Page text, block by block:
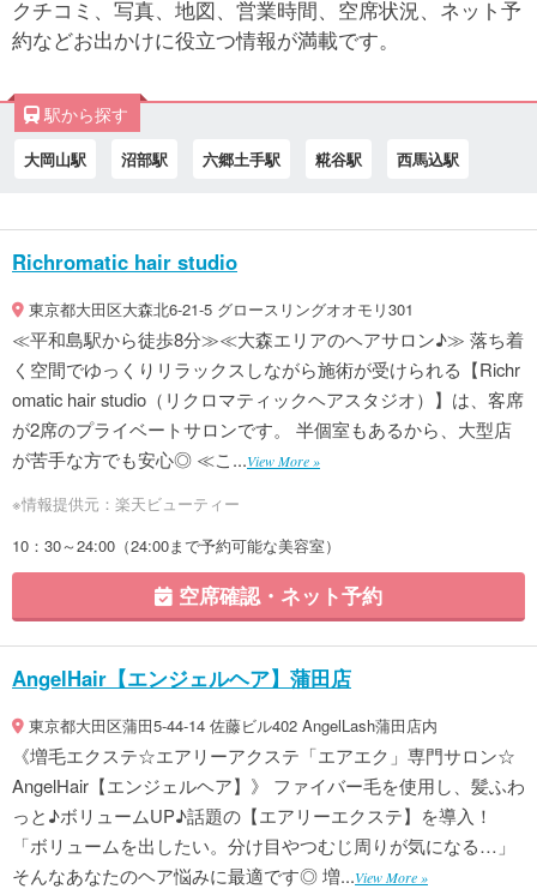
クチコミ、写真、地図、営業時間、空席状況、ネット予
約などお出かけに役立つ情報が満載です。
駅から探す
大岡山駅 沼部駅 六郷土手駅 糀谷駅 西馬込駅
Richromatic hair studio
東京都大田区大森北6-21-5 グロースリングオオモリ301
≪平和島駅から徒歩8分≫≪大森エリアのヘアサロン♪≫ 落ち着
く空間でゆっくりリラックスしながら施術が受けられる【Richr
omatic hair studio（リクロマティックヘアスタジオ）】は、客席
が2席のプライベートサロンです。 半個室もあるから、大型店
が苦手な方でも安心◎ ≪こ...View More »
※情報提供元：楽天ビューティー
10：30～24:00（24:00まで予約可能な美容室）
空席確認・ネット予約
AngelHair【エンジェルヘア】蒲田店
東京都大田区蒲田5-44-14 佐藤ビル402 AngelLash蒲田店内
《増毛エクステ☆エアリーアクステ「エアエク」専門サロン☆
AngelHair【エンジェルヘア】》 ファイバー毛を使用し、髪ふわ
っと♪ボリュームUP♪話題の【エアリーエクステ】を導入！
「ボリュームを出したい。分け目やつむじ周りが気になる…」
そんなあなたのヘア悩みに最適です◎ 増...View More »